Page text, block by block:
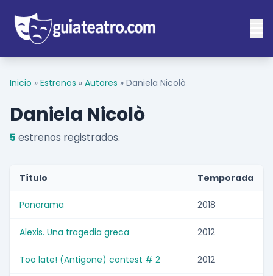
Inicio » Estrenos » Autores » Daniela Nicolò
Daniela Nicolò
5 estrenos registrados.
Título Temporada
Panorama 2018
Alexis. Una tragedia greca 2012
Too late! (Antigone) contest # 2 2012